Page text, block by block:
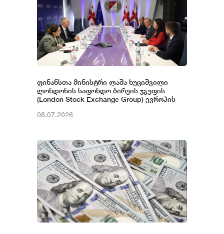
ფინანსთა მინისტრი ლაშა ხუციშვილი
ლონდონის საფონდო ბირჟის ჯგუფის
(London Stock Exchange Group) ევროპის
ხელმძღვანელს შეხვდა
08.07.2026